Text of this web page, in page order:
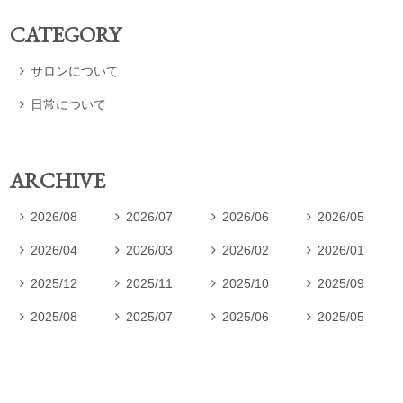
CATEGORY
 サロンについて
 日常について
ARCHIVE
 2026/08  2026/07  2026/06  2026/05
 2026/04  2026/03  2026/02  2026/01
 2025/12  2025/11  2025/10  2025/09
 2025/08  2025/07  2025/06  2025/05